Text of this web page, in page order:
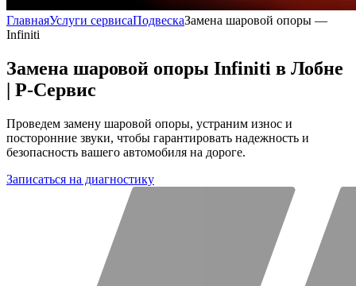
ГлавнаяУслуги сервисаПодвескаЗамена шаровой опоры —
Infiniti
Замена шаровой опоры Infiniti в Лобне
| Р-Сервис
Проведем замену шаровой опоры, устраним износ и
посторонние звуки, чтобы гарантировать надежность и
безопасность вашего автомобиля на дороге.
Записаться на диагностику